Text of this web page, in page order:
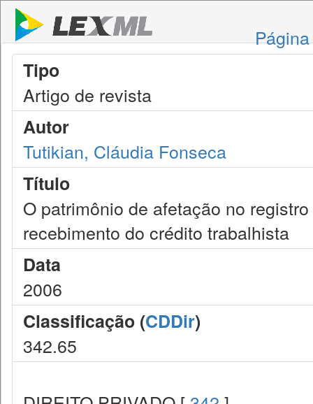
Tipo
Artigo de revista
Autor
Tutikian, Cláudia Fonseca
Título
O patrimônio de afetação no
recebimento do crédito trabalhista
Data
2006
Classificação (CDDir)
342.65